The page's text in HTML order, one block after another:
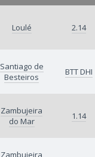
Loulé 2.14
Santiago de
Besteiros
BTT DHI
Zambujeira
do Mar
1.14
Zambujeira